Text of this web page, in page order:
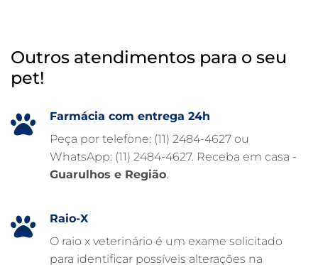
HOSPITAL VETERINÁRIO 24 HORAS
HOSPITAL VETERINÁRIO
FISIOTERAPIA VETERINÁRIA
FARMÁCIA VETERINÁRIA 24H
EMERGÊNCIA VETERINÁRIA
EMERGÊNCIA PARA PETS
Outros atendimentos para o seu
pet!
Farmácia com entrega 24h
Peça por telefone: (11) 2484-4627 ou
WhatsApp: (11) 2484-4627. Receba em casa -
Guarulhos e Região.
Raio-X
O raio x veterinário é um exame solicitado
para identificar possíveis alterações na